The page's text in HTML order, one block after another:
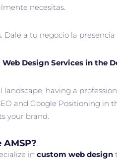
necesitas.
Dale a tu negocio la
Web Design Services in the
landscape, having a
and Google Positioning in
your brand.
in custom web design